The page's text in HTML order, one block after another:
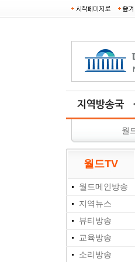
월
월드TV
월드메인방송
지역뉴스
뷰티방송
교육방송
소리방송